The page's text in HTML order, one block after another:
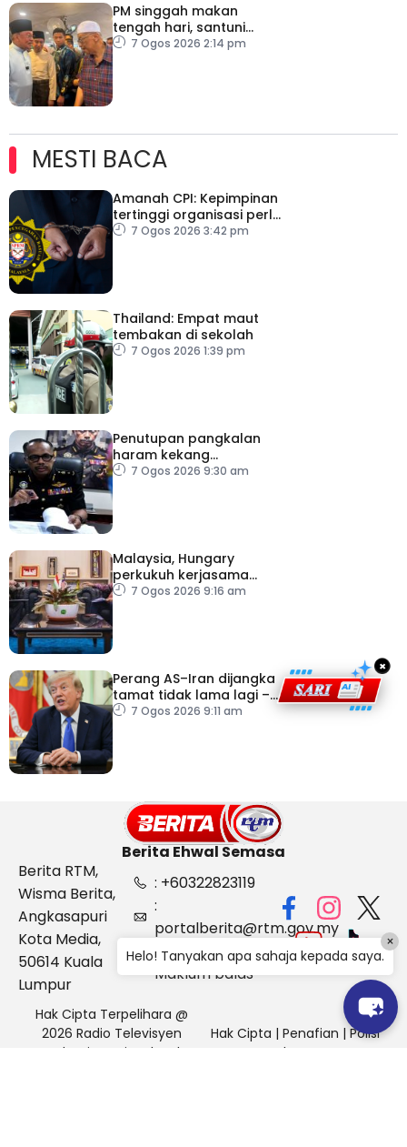
PM singgah makan
tengah hari, santuni
orang ramai di Alor
7 Ogos 2026 2:14 pm
MESTI BACA
Amanah CPI: Kepimpinan
tertinggi organisasi perlu
pacu reformasi radikal
7 Ogos 2026 3:42 pm
Thailand: Empat maut
tembakan di sekolah
7 Ogos 2026 1:39 pm
Penutupan pangkalan
haram kekang
penyeludupan di
7 Ogos 2026 9:30 am
Malaysia, Hungary
perkukuh kerjasama
sektor pertanian
7 Ogos 2026 9:16 am
Perang AS–Iran dijangka
tamat tidak lama lagi –
Trump
7 Ogos 2026 9:11 am
×
Berita Ehwal Semasa
Berita RTM,
Wisma Berita,
Angkasapuri
Kota Media,
50614 Kuala
Lumpur
: +60322823119
:
portalberita@rtm.gov.my
: Aduan &
Maklum balas
Hak Cipta Terpelihara @
2026 Radio Televisyen
Malaysia, Berita Ehwal
Hak Cipta | Penafian | Polisi
Keselamatan
Helo! Tanyakan apa sahaja kepada saya.
×